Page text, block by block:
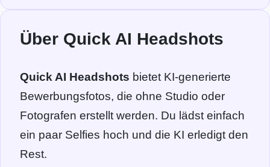
Über Quick AI Headshots
Quick AI Headshots bietet KI-generierte
Bewerbungsfotos, die ohne Studio oder
Fotografen erstellt werden. Du lädst einfach
ein paar Selfies hoch und die KI erledigt den
Rest.